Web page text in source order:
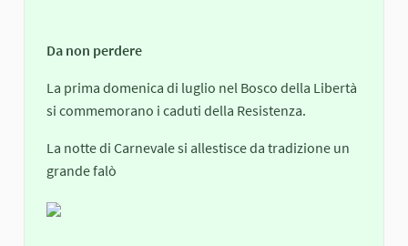
Da non perdere
La prima domenica di luglio nel Bosco della Libertà
si commemorano i caduti della Resistenza.
La notte di Carnevale si allestisce da tradizione un
grande falò